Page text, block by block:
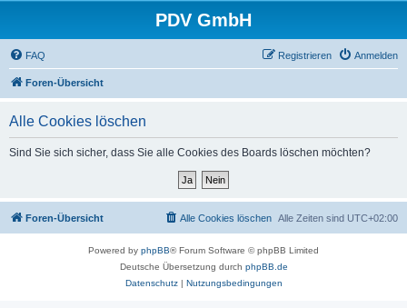
PDV GmbH
FAQ Anmelden
Registrieren
Foren-Übersicht
Alle Cookies löschen
Sind Sie sich sicher, dass Sie alle Cookies des Boards löschen möchten?
Foren-Übersicht Alle Zeiten sind UTC+02:00
Alle Cookies löschen
Powered by phpBB® Forum Software © phpBB Limited
Deutsche Übersetzung durch phpBB.de
Datenschutz| Nutzungsbedingungen